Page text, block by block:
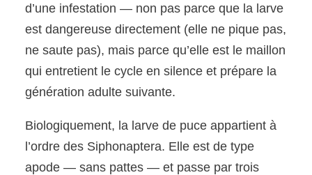
d’une infestation — non pas parce que la larve
est dangereuse directement (elle ne pique pas,
ne saute pas), mais parce qu’elle est le maillon
qui entretient le cycle en silence et prépare la
génération adulte suivante.
Biologiquement, la larve de puce appartient à
l’ordre des Siphonaptera. Elle est de type
apode — sans pattes — et passe par trois